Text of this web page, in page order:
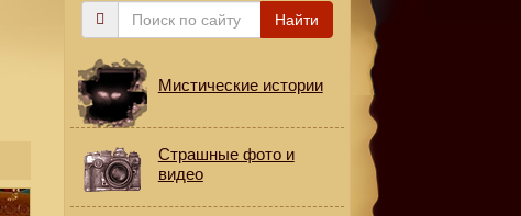
Поиск
Найти
Мистические истории
Страшные фото и
видео